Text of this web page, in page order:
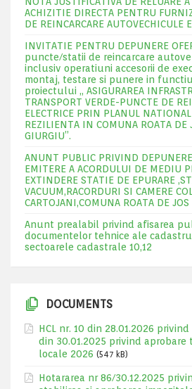
ACHIZITIE DIRECTA PENTRU
DE REINCARCARE AUTOVECHICULE
INVITATIE PENTRU DEPUNERE
puncte/statii de reincarcare
inclusiv operatiuni accesorii de
montaj, testare si punere in
proiectului „ ASIGURAREA
TRANSPORT VERDE-PUNCTE DE
ELECTRICE PRIN PLANUL NATIONAL
REZILIENTA IN COMUNA ROATA DE
GIURGIU”.
ANUNT PUBLIC PRIVIND
EMITERE A ACORDULUI DE MEDIU
EXTINDERE STATIE DE EPURARE
VACUUM,RACORDURI SI CAMERE
CARTOJANI,COMUNA ROATA DE
Anunt prealabil privind afisarea
documentelor tehnice ale
sectoarele cadastrale 10,12
DOCUMENTS
HCL nr. 10 din 28.01.2026
din 30.01.2025 privind aprobare
locale 2026 (547 kB)
Hotararea nr 86/30.12.2025